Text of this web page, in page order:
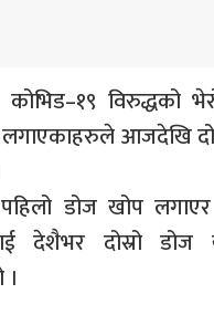
कोभिड–१९ विरुद्धको
आजदेखि
डोज खोप
देशैभर दोस्रो डोज